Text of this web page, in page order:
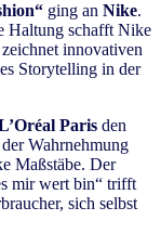
ging an Nike.
Haltung schafft Nike
innovativen
Storytelling in der
Paris den
Wahrnehmung
Maßstäbe. Der
mir wert bin“ trifft
sich selbst